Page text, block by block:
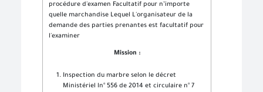
procédure d'examen Facultatif pour n’importe
quelle marchandise Lequel L'organisateur de la
demande des parties prenantes est facultatif pour
l'examiner
Mission :
Inspection du marbre selon le décret
Ministériel ln° 556 de 2014 et circulaire n° 7